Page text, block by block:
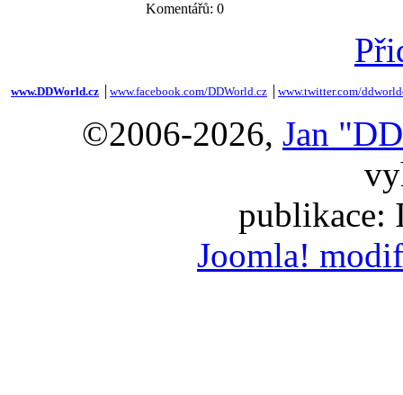
Komentářů: 0
www.DDWorld.cz www.facebook.com/DDWorld.cz www.twitter.com/
©2006-2026, Jan
publikace:
Joomla!